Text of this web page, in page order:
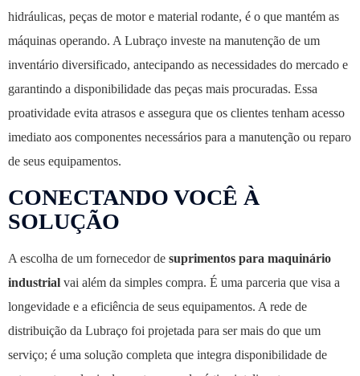
hidráulicas, peças de motor e material rodante, é o que mantém as
máquinas operando. A Lubraço investe na manutenção de um
inventário diversificado, antecipando as necessidades do mercado e
garantindo a disponibilidade das peças mais procuradas. Essa
proatividade evita atrasos e assegura que os clientes tenham acesso
imediato aos componentes necessários para a manutenção ou reparo
de seus equipamentos.
CONECTANDO VOCÊ À
SOLUÇÃO
A escolha de um fornecedor de suprimentos para maquinário
industrial vai além da simples compra. É uma parceria que visa a
longevidade e a eficiência de seus equipamentos. A rede de
distribuição da Lubraço foi projetada para ser mais do que um
serviço; é uma solução completa que integra disponibilidade de